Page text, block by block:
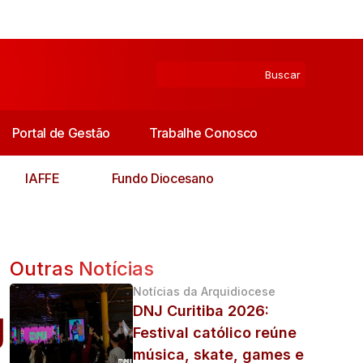
Portal de Gestão Trabalhe Conosco
IAFFE Fundo Diocesano
Outras Notícias
Notícias da Arquidiocese
DNJ Curitiba 2026:
Festival católico reúne
música, skate, games e